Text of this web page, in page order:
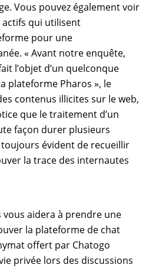
Vous pouvez également voir
actifs qui utilisent
pour une
« Avant notre enquête,
l’objet d’un quelconque
plateforme Pharos », le
contenus illicites sur le web,
que le traitement d’un
façon durer plusieurs
toujours évident de recueillir
la trace des internautes
vous aidera à prendre une
la plateforme de chat
offert par Chatogo
privée lors des discussions